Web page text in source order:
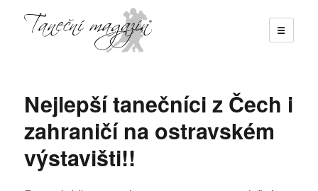
☰
Nejlepší tanečníci z Čech i
zahraničí na ostravském
výstavišti!!